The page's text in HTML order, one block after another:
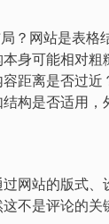
？网站是表
身可能相对
距离是否过
构是否适用，
过网站的版式
不是评论的